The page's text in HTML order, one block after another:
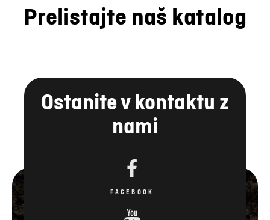
Prelistajte naš katalog
Ostanite v kontaktu z
nami
FACEBOOK